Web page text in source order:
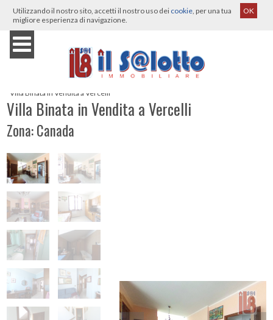
Utilizzando il nostro sito, accetti il nostro uso dei cookie, per una tua
migliore esperienza di navigazione.
OK
Immobili› Vercelli Vendita › Villa Binata
›
Villa Binata in Vendita a Vercelli
Villa Binata in Vendita a Vercelli
Zona: Canada